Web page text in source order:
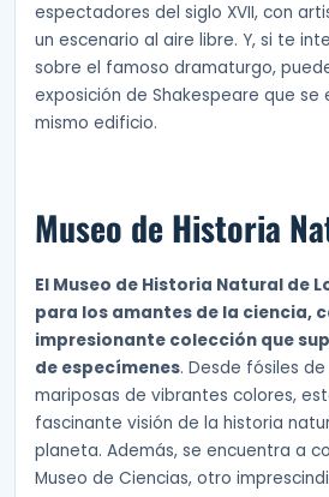
espectadores del siglo XVII, con
un escenario al aire libre. Y, si te
sobre el famoso dramaturgo,
exposición de Shakespeare que se
mismo edificio.
Museo de Historia
El Museo de Historia Natural de
para los amantes de la ciencia,
impresionante colección que
de especímenes. Desde fósiles
mariposas de vibrantes colores,
fascinante visión de la historia
planeta. Además, se encuentra a
Museo de Ciencias, otro